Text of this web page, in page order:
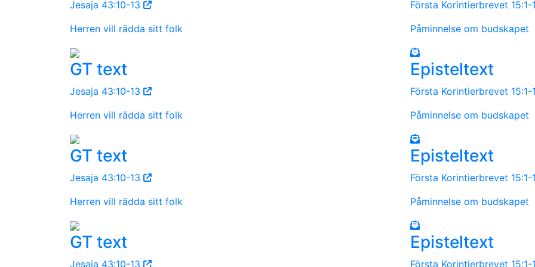
Jesaja 43:10-13
Herren vill rädda sitt folk
GT text
Jesaja 43:10-13
Herren vill rädda sitt folk
GT text
Jesaja 43:10-13
Herren vill rädda sitt folk
GT text
Jesaja 43:10-13
Första Korintierbrevet 15:1-
Påminnelse om budskapet
Episteltext
Första Korintierbrevet 15:1-
Påminnelse om budskapet
Episteltext
Första Korintierbrevet 15:1-
Påminnelse om budskapet
Episteltext
Första Korintierbrevet 15:1-